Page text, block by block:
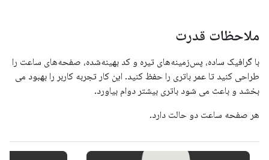
ملاحظات قدرت
با گرافیک ساده، پس‌زمینه‌های تیره و کد بهینه‌شده، صفحه‌های ساعت را
طراحی کنید تا عمر باتری را حفظ کنید. این کار تجربه کاربر را بهبود می
بخشد و باعث می شود باتری بیشتر دوام بیاورد.
هر صفحه ساعت دو حالت دارد.